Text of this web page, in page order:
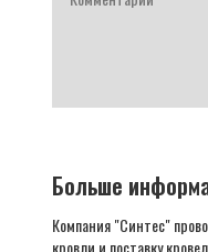
Больше
Компания "Синтес"
кровли и поставку